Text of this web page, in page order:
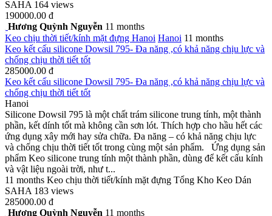
SAHA 164 views
190000.00 đ
Hương Quỳnh Nguyễn 11 months
Keo chịu thời tiết/kính mặt đựng Hanoi Hanoi 11 months
Keo kết cấu silicone Dowsil 795- Đa năng ,có khả năng chịu lực và
chống chịu thời tiết tốt
285000.00 đ
Keo kết cấu silicone Dowsil 795- Đa năng ,có khả năng chịu lực và
chống chịu thời tiết tốt
Hanoi
Silicone Dowsil 795 là một chất trám silicone trung tính, một thành
phần, kết dính tốt mà không cần sơn lót. Thích hợp cho hầu hết các
ứng dụng xây mới hay sửa chữa. Đa năng – có khả năng chịu lực
và chống chịu thời tiết tốt trong cùng một sản phẩm. Ứng dụng sản
phẩm Keo silicone trung tính một thành phần, dùng để kết cấu kính
và vật liệu ngoài trời, như t...
11 months Keo chịu thời tiết/kính mặt đựng Tổng Kho Keo Dán
SAHA 183 views
285000.00 đ
Hương Quỳnh Nguyễn 11 months